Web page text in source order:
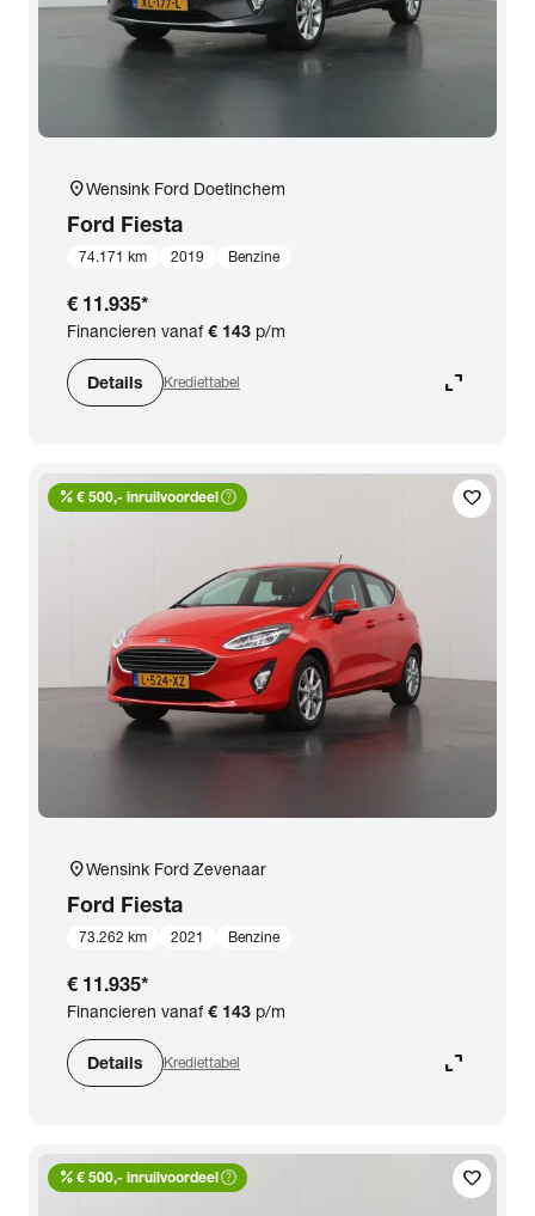
location_onWensink Ford Doetinchem
Ford Fiesta
74.171 km 2019 Benzine
€ 11.935*
Financieren vanaf€ 143 p/m
Details Krediettabel expand_content
favorite
percent € 500,- inruilvoordeelhelp_outline
location_onWensink Ford Zevenaar
Ford Fiesta
73.262 km 2021 Benzine
€ 11.935*
Financieren vanaf€ 143 p/m
Details Krediettabel expand_content
favorite
percent € 500,- inruilvoordeelhelp_outline